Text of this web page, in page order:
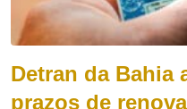
Detran da Bahia
prazos de